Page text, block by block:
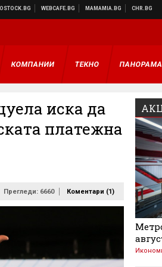
КОМПАНИИ ТЕКНО ПАНОРАМА
иска да
платежна
Прегледи: 6660 Коментари (1)